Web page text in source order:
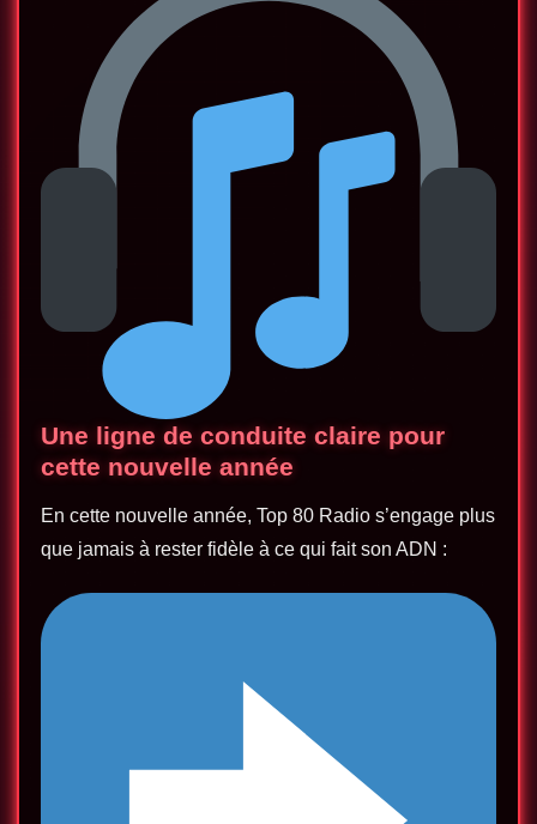
Une ligne de conduite claire pour
cette nouvelle année
En cette nouvelle année, Top 80 Radio s’engage plus
que jamais à rester fidèle à ce qui fait son ADN :